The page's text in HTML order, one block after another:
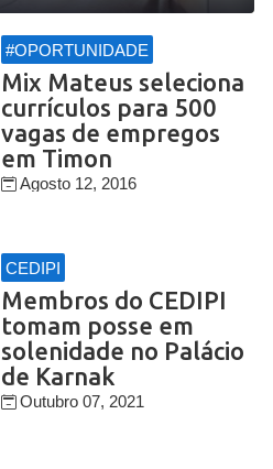
#OPORTUNIDADE
Mix Mateus seleciona
currículos para 500
vagas de empregos
em Timon
Agosto 12, 2016
CEDIPI
Membros do CEDIPI
tomam posse em
solenidade no Palácio
de Karnak
Outubro 07, 2021